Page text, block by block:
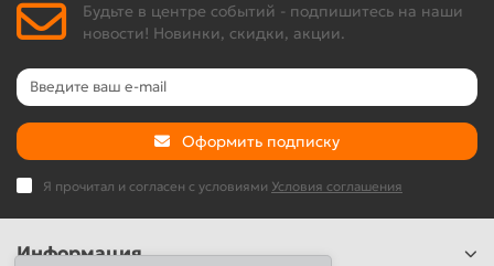
Будьте в центре событий - подпишитесь на наши
новости! Новинки, скидки, акции.
Оформить подписку
Я прочитал и согласен с условиями Условия соглашения
Информация